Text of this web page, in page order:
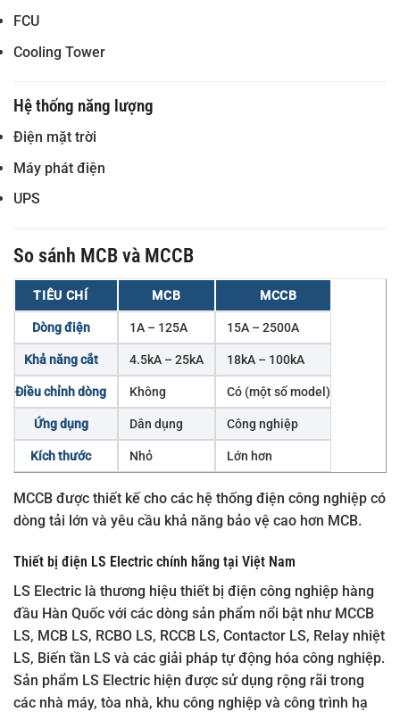
FCU
Cooling Tower
Hệ thống năng lượng
Điện mặt trời
Máy phát điện
UPS
So sánh MCB và MCCB
TIÊU CHÍ MCB MCCB
Dòng điện 1A – 125A 15A – 2500A
Khả năng cắt 4.5kA – 25kA 18kA – 100kA
Điều chỉnh dòng Không Có (một số model)
Ứng dụng Dân dụng Công nghiệp
Kích thước Nhỏ Lớn hơn
MCCB được thiết kế cho các hệ thống điện công nghiệp có
dòng tải lớn và yêu cầu khả năng bảo vệ cao hơn MCB.
Thiết bị điện LS Electric chính hãng tại Việt Nam
LS Electric là thương hiệu thiết bị điện công nghiệp hàng
đầu Hàn Quốc với các dòng sản phẩm nổi bật như MCCB
LS, MCB LS, RCBO LS, RCCB LS, Contactor LS, Relay nhiệt
LS, Biến tần LS và các giải pháp tự động hóa công nghiệp.
Sản phẩm LS Electric hiện được sử dụng rộng rãi trong
các nhà máy, tòa nhà, khu công nghiệp và công trình hạ